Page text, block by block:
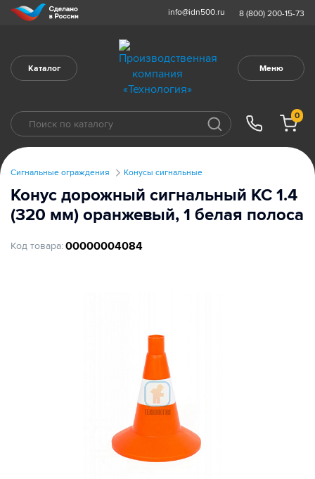
info@idn500.ru 8 (800) 200-15-73
Каталог Меню
0
Сигнальные ограждения Конусы сигнальные
Конус дорожный сигнальный КС 1.4
(320 мм) оранжевый, 1 белая полоса
Код товара: 00000004084